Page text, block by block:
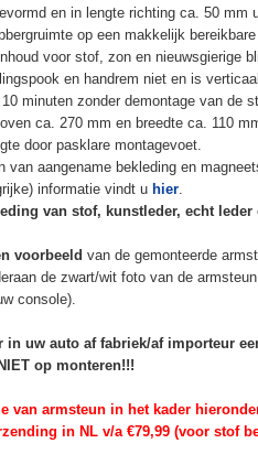
en in lengte richting ca. 50 mm
op een makkelijk bereikbare
voor stof, zon en nieuwsgierige
en handrem niet en is
minuten zonder demontage van de
ca. 270 mm en breedte ca. 110
door pasklare montagevoet.
van aangename bekleding en
informatie vindt u hier.
van stof, kunstleder, echt
voorbeeld van de gemonteerde
de zwart/wit foto van de
console).
in uw auto af fabriek/af importeur
op monteren!!!
van armsteun in het kader
in NL v/a €79,99 (voor stof